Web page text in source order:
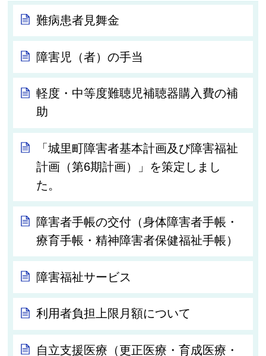
難病患者見舞金
障害児（者）の手当
軽度・中等度難聴児補聴器購入費の補
助
「城里町障害者基本計画及び障害福祉
計画（第6期計画）」を策定しまし
た。
障害者手帳の交付（身体障害者手帳・
療育手帳・精神障害者保健福祉手帳）
障害福祉サービス
利用者負担上限月額について
自立支援医療（更正医療・育成医療・